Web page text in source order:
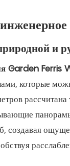
и
Garden Ferris
которые
создавая